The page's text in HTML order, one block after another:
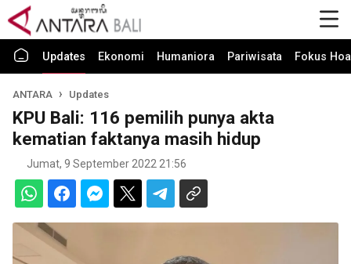
Updates Ekonomi Humaniora Pariwisata Fokus
ANTARA Updates
KPU Bali: 116 pemilih punya akta
kematian faktanya masih hidup
Jumat, 9 September 2022 21:56